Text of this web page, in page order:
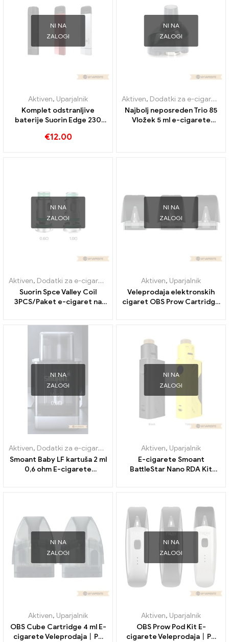
NI NA
ZALOGI
Aktiven, Uparjalnik
Komplet odstranljive
baterije Suorin Edge 230
veleprodaja丨Custom
€12.00
NI NA
ZALOGI
Aktiven, Dodatki za e-cigarete
Najbolj neposreden Trio 85
Vložek 5 ml e-cigarete
NI NA
ZALOGI
Aktiven, Dodatki za e-cigarete
Uparjalnik
Suorin Spce Valley Coil
3PCS/Paket e-cigaret na
NI NA
ZALOGI
Aktiven, Uparjalnik
Veleprodaja elektronskih
cigaret OBS Prow Cartridge
NI NA
ZALOGI
Aktiven, Dodatki za e-cigarete
Uparjalnik
Smoant Baby LF kartuša 2 ml
0,6 ohm E-cigarete
NI NA
ZALOGI
Aktiven, Uparjalnik
E-cigarete Smoant
BattleStar Nano RDA Kit
NI NA
ZALOGI
Aktiven, Uparjalnik
OBS Cube Cartridge 4 ml E-
cigarete Veleprodaja丨Po
NI NA
ZALOGI
Aktiven, Uparjalnik
OBS Prow Pod Kit E-
cigarete Veleprodaja丨Po